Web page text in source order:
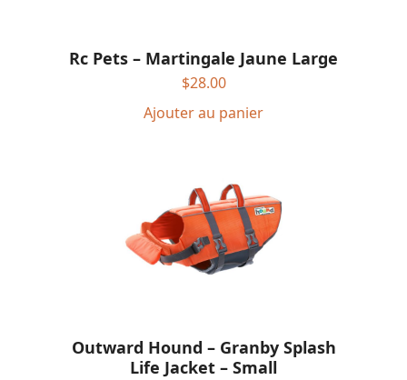
Rc Pets – Martingale Jaune Large
$28.00
Ajouter au panier
Outward Hound – Granby Splash
Life Jacket – Small